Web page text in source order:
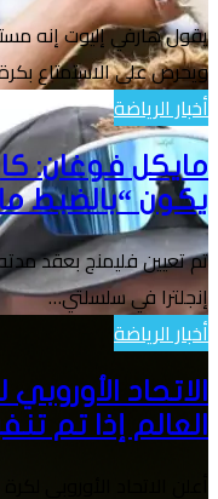
يقول هارفي إليوت إنه
ويحرص على الاستمتاع
أخبار الرياضة
مايكل فوغان:
يكون “بالضبط
تم تعيين فليمنج بعقد
إنجلترا في سلسلتي…
أخبار الرياضة
الاتحاد
العالم إذا تم